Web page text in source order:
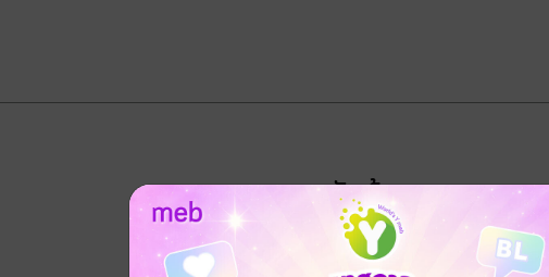
ขออภัยด้วยนะคะ
ไม่พบข้อมูลในหัวข้อที่คุณกำลังชมค่ะ